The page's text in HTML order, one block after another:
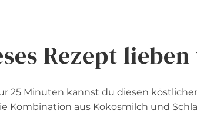
Rezept
25 Minuten kannst du diesen
Kombination aus Kokosmilch und